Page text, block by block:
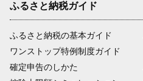
ふるさと納税ガイド
ふるさと納税の基本ガイド
ワンストップ特例制度ガイド
確定申告のしかた